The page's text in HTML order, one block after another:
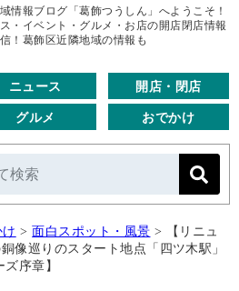
情報ブログ「葛飾つうしん」へようこそ！
・イベント・グルメ・お店の開店閉店情報
！葛飾区近隣地域の情報も
ニュース 開店・閉店
グルメ おでかけ
> 面白スポット・風景 > 【リニュ
像巡りのスタート地点「四ツ木駅」
序章】